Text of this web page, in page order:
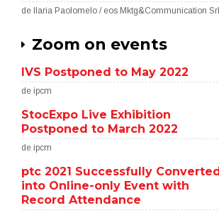
de Ilaria Paolomelo / eos Mktg&Communication Srl
Zoom on events
IVS Postponed to May 2022
de ipcm
StocExpo Live Exhibition
Postponed to March 2022
de ipcm
ptc 2021 Successfully Converted
into Online-only Event with
Record Attendance